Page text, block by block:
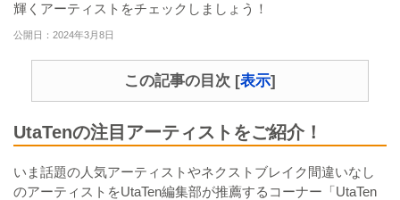
輝くアーティストをチェックしましょう！
公開日：2024年3月8日
この記事の目次 [表示]
UtaTenの注目アーティストをご紹介！
いま話題の人気アーティストやネクストブレイク間違いなし
のアーティストをUtaTen編集部が推薦するコーナー「UtaTen